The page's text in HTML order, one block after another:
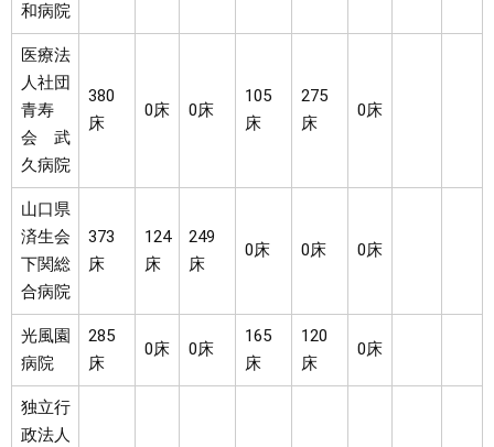
和病院
医療法
人社団
青寿
会 武
久病院
380
床
0床 0床
105
床
275
床
0床
山口県
済生会
下関総
合病院
373
床
124
床
249
床
0床 0床 0床
光風園
病院
285
床
0床 0床
165
床
120
床
0床
独立行
政法人